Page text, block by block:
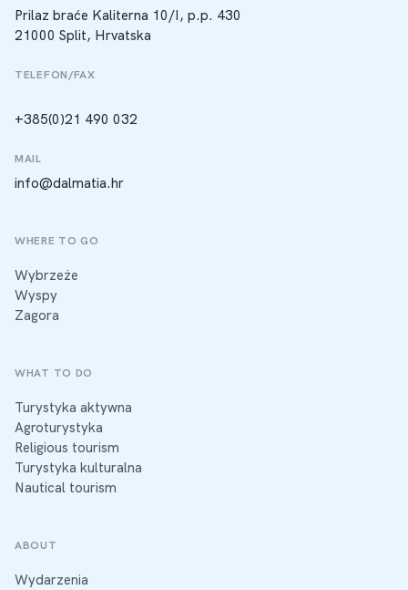
Prilaz braće Kaliterna 10/I, p.p. 430
21000 Split, Hrvatska
TELEFON/FAX
+385(0)21 490 032
MAIL
info@dalmatia.hr
WHERE TO GO
Wybrzeże
Wyspy
Zagora
WHAT TO DO
Turystyka aktywna
Agroturystyka
Religious tourism
Turystyka kulturalna
Nautical tourism
ABOUT
Wydarzenia